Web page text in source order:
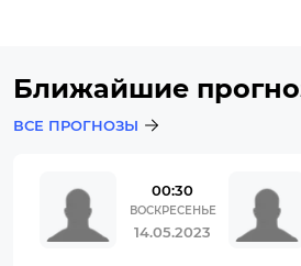
Ближайшие
ВСЕ ПРОГНОЗЫ
00:30
ВОСКРЕСЕНЬЕ
14.05.2023